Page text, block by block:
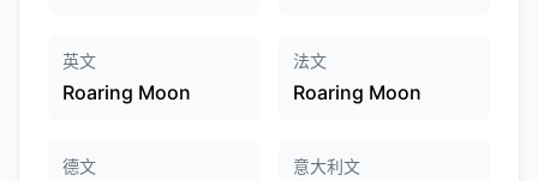
英文
Roaring Moon
法文
Roaring Moon
德文 意大利文